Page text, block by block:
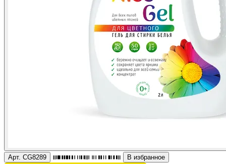
Арт. CG8289 В избранное